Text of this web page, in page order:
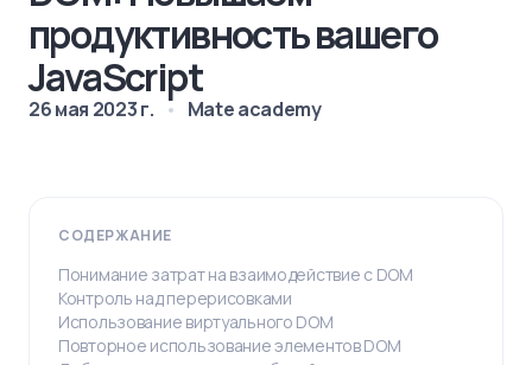
продуктивность вашего
JavaScript
26 мая 2023 г. Mate academy
СОДЕРЖАНИЕ
Понимание затрат на взаимодействие с DOM
Контроль над перерисовками
Использование виртуального DOM
Повторное использование элементов DOM